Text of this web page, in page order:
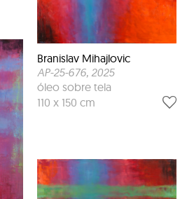
Branislav Mihajlovic
AP-25-676, 2025
óleo sobre tela
110 x 150 cm